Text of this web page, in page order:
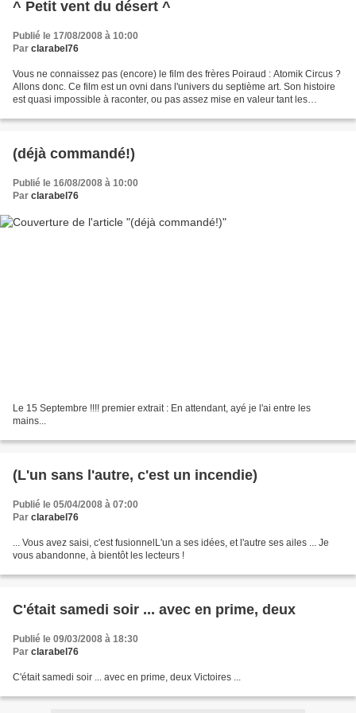
^ Petit vent du désert ^
Publié le 17/08/2008 à 10:00
Par clarabel76
Vous ne connaissez pas (encore) le film des frères Poiraud : Atomik Circus ?
Allons donc. Ce film est un ovni dans l'univers du septième art. Son histoire
est quasi impossible à raconter, ou pas assez mise en valeur tant les
(déjà commandé!)
Publié le 16/08/2008 à 10:00
Par clarabel76
Le 15 Septembre !!!! premier extrait : En attendant, ayé je l'ai entre les
mains...
(L'un sans l'autre, c'est un incendie)
Publié le 05/04/2008 à 07:00
Par clarabel76
... Vous avez saisi, c'est fusionnelL'un a ses idées, et l'autre ses ailes ... Je
vous abandonne, à bientôt les lecteurs !
C'était samedi soir ... avec en prime, deux
Publié le 09/03/2008 à 18:30
Par clarabel76
C'était samedi soir ... avec en prime, deux Victoires ...